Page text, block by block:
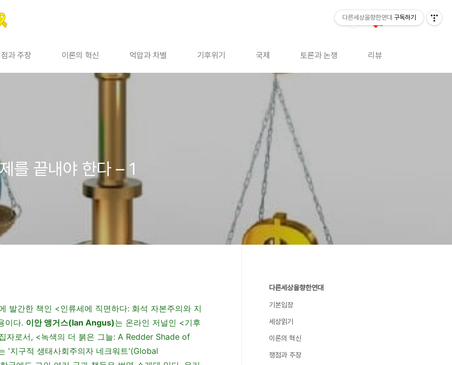
과 주장 이론의 혁신 억압과 차별 기후위기 국제 토론과 논쟁 리뷰
를 끝내야 한다 – 1
발간한 책인 <인류세에 직면하다: 화석 자본주의와 지
이다. 이안 앵거스(Ian Angus)는 온라인 저널인 <기후
자로서, <녹색의 더 붉은 그늘: A Redder Shade of
'지구적 생태사회주의자 네크워트'(Global
다른세상을향한연대
기본입장
세상읽기
이론의 혁신
쟁점과 주장
다른세상을향한연대 구독하기